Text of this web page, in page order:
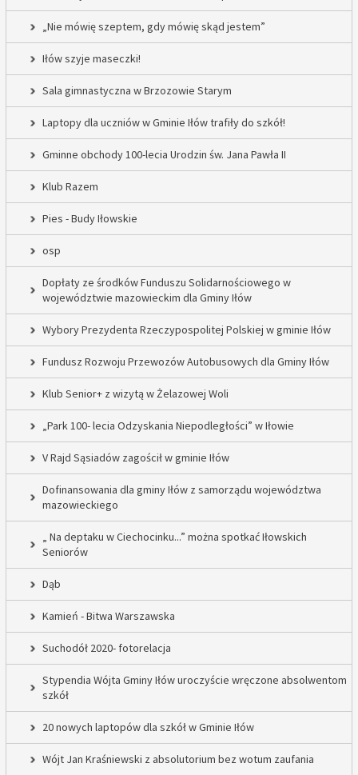
„Nie mówię szeptem, gdy mówię skąd jestem”
Iłów szyje maseczki!
Sala gimnastyczna w Brzozowie Starym
Laptopy dla uczniów w Gminie Iłów trafiły do szkół!
Gminne obchody 100-lecia Urodzin św. Jana Pawła II
Klub Razem
Pies - Budy Iłowskie
osp
Dopłaty ze środków Funduszu Solidarnościowego w
województwie mazowieckim dla Gminy Iłów
Wybory Prezydenta Rzeczypospolitej Polskiej w gminie Iłów
Fundusz Rozwoju Przewozów Autobusowych dla Gminy Iłów
Klub Senior+ z wizytą w Żelazowej Woli
„Park 100- lecia Odzyskania Niepodległości” w Iłowie
V Rajd Sąsiadów zagościł w gminie Iłów
Dofinansowania dla gminy Iłów z samorządu województwa
mazowieckiego
„ Na deptaku w Ciechocinku...” można spotkać Iłowskich
Seniorów
Dąb
Kamień - Bitwa Warszawska
Suchodół 2020- fotorelacja
Stypendia Wójta Gminy Iłów uroczyście wręczone absolwentom
szkół
20 nowych laptopów dla szkół w Gminie Iłów
Wójt Jan Kraśniewski z absolutorium bez wotum zaufania